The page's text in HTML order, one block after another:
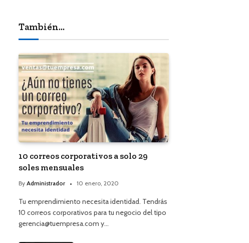
También...
10 correos corporativos a solo 29
soles mensuales
By Administrador 10 enero, 2020
Tu emprendimiento necesita identidad. Tendrás
10 correos corporativos para tu negocio del tipo
gerencia@tuempresa.com y…